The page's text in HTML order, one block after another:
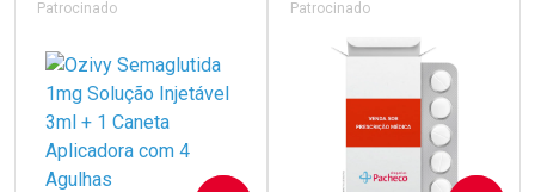
Patrocinado Patrocinado